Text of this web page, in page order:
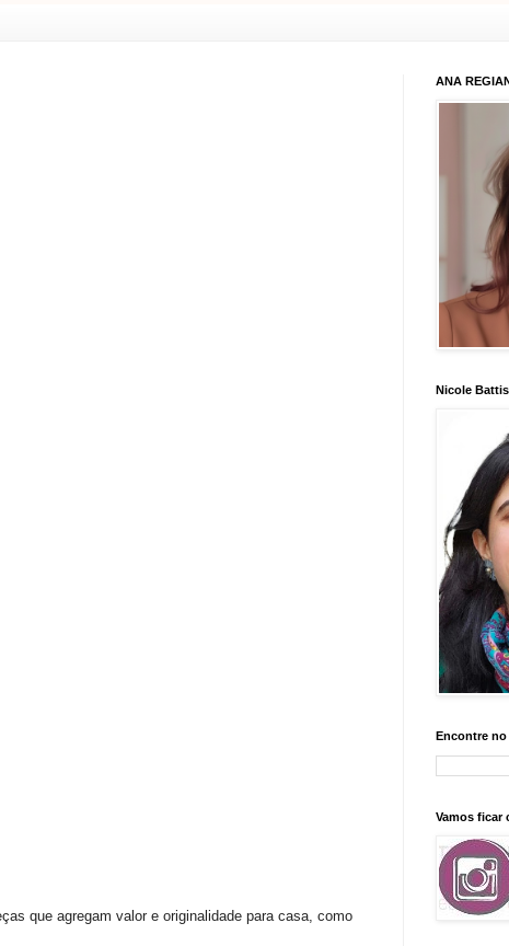
que agregam valor e originalidade para casa, como
ANA
Nicole
Encontre no
Vamos ficar